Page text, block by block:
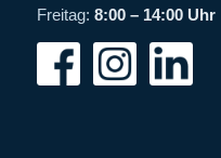
Freitag: 8:00 – 14:00 Uhr